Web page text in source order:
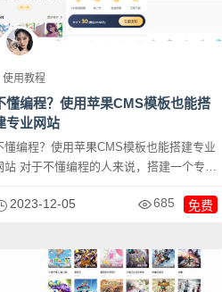
使用教程
懂编程？使用苹果CMS模板也能搭
专业网站
懂编程？使用苹果CMS模板也能搭建专业
程的人来说，搭建一个专业
2023-12-05 685 免费